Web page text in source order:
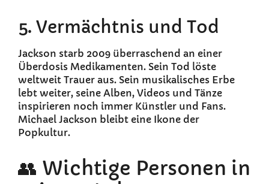
5. Vermächtnis und Tod
Jackson starb 2009 überraschend an einer
Überdosis Medikamenten. Sein Tod löste
weltweit Trauer aus. Sein musikalisches Erbe
lebt weiter, seine Alben, Videos und Tänze
inspirieren noch immer Künstler und Fans.
Michael Jackson bleibt eine Ikone der
Popkultur.
👥 Wichtige Personen in